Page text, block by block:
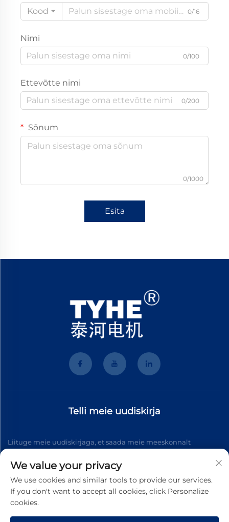
Kood
0/16
Nimi
0/100
Ettevõtte nimi
0/200
Sõnum
0/1000
Esita
Telli meie uudiskirja
Liituge meie uudiskirjaga, et saada meie meeskonnalt
Telli
We value your privacy
We use cookies and similar tools to provide our services.
If you don't want to accept all cookies, click Personalize
cookies.